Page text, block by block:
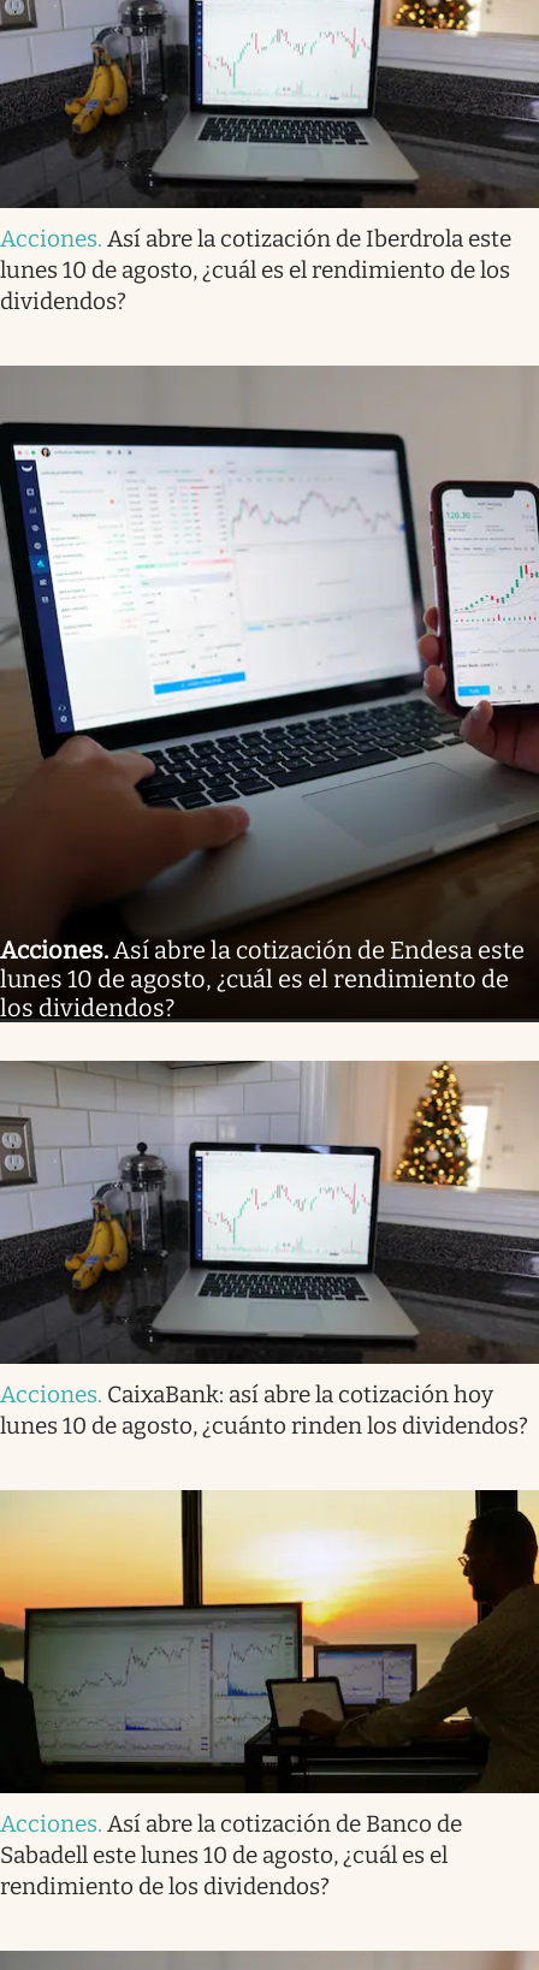
Acciones. Así abre la cotización de Iberdrola este
lunes 10 de agosto, ¿cuál es el rendimiento de los
dividendos?
Acciones.Así abre la cotización de Endesa este
lunes 10 de agosto, ¿cuál es el rendimiento de
los dividendos?
Acciones. CaixaBank: así abre la cotización hoy
lunes 10 de agosto, ¿cuánto rinden los dividendos?
Acciones. Así abre la cotización de Banco de
Sabadell este lunes 10 de agosto, ¿cuál es el
rendimiento de los dividendos?